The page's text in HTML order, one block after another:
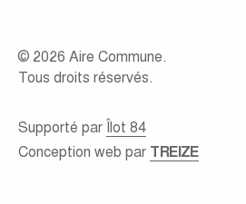
© 2026 Aire Commune.
Tous droits réservés.
Supporté parÎlot 84
Conception web par TREIZE